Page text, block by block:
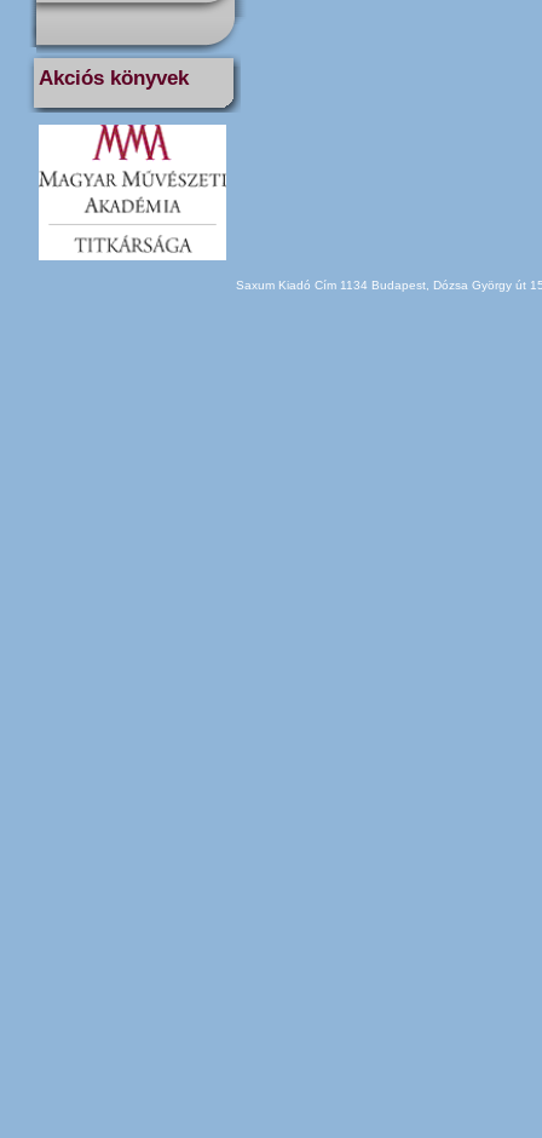
Akciós könyvek
Saxum Kiadó Cím 1134 Budapest, Dózsa György út